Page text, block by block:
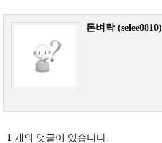
돈벼락 (selee0810)
1 개의 댓글이 있습니다.